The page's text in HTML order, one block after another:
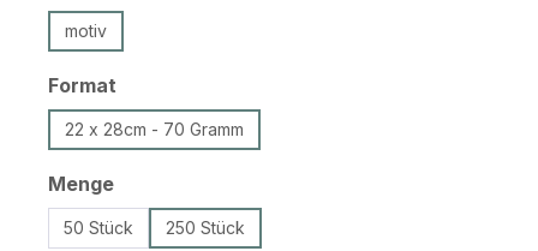
motiv
Format
22 x 28cm - 70 Gramm
Mengeauswählen
50 Stück 250 Stück